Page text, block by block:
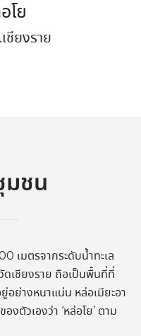
โย
ชียงราย
มชน
เมตรจากระดับน้ำทะเล
เชียงราย ถือเป็นพื้นที่ที่
อย่างหนาแน่น หล่อเมียะอา
งตัวเองว่า ‘หล่อโย’ ตาม